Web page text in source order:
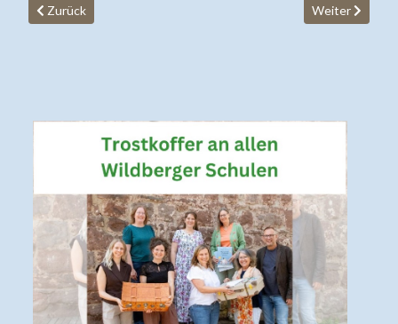
Vorheriger Beitrag: Fortbildung zum Thema Validation bei
Zurück Nächster
Weiter